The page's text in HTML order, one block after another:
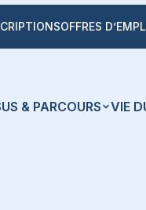
OFFRES
& PARCOURS VIE